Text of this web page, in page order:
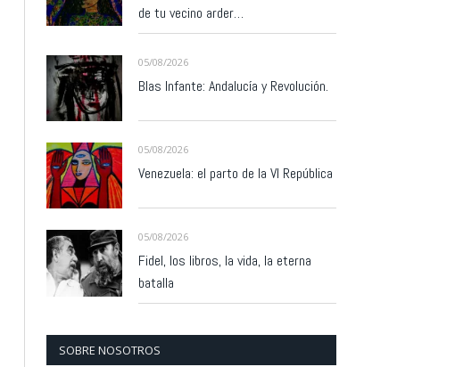
de tu vecino arder…
05/08/2026
Blas Infante: Andalucía y Revolución.
05/08/2026
Venezuela: el parto de la VI República
05/08/2026
Fidel, los libros, la vida, la eterna
batalla
SOBRE NOSOTROS